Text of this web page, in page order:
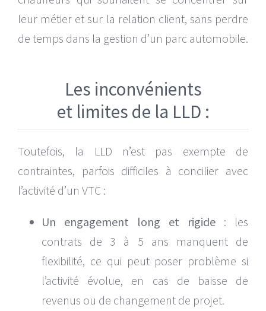
leur métier et sur la relation client, sans perdre
de temps dans la gestion d’un parc automobile.
Les inconvénients
et limites de la LLD :
Toutefois, la LLD n’est pas exempte de
contraintes, parfois difficiles à concilier avec
l’activité d’un VTC :
Un engagement long et rigide : les
contrats de 3 à 5 ans manquent de
flexibilité, ce qui peut poser problème si
l’activité évolue, en cas de baisse de
revenus ou de changement de projet.